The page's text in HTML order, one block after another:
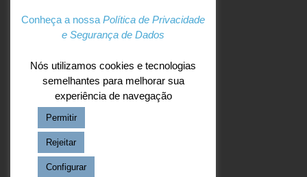
+55 (17) 3354 7000
agostiniano@csj.g12.br
REDES SOCIAIS
Facebook
Instagram
Conheça a nossa Política de Privacidade
e Segurança de Dados
Nós utilizamos cookies e tecnologias
semelhantes para melhorar sua
experiência de navegação
Permitir
Rejeitar
Configurar